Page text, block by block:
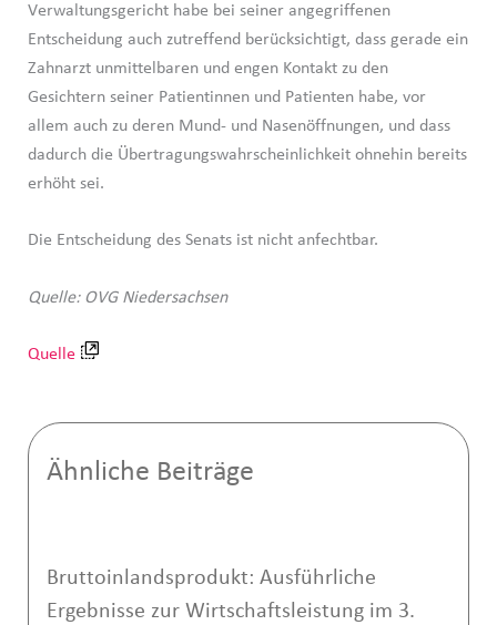
Verwaltungsgericht habe bei seiner angegriffenen
Entscheidung auch zutreffend berücksichtigt, dass gerade ein
Zahnarzt unmittelbaren und engen Kontakt zu den
Gesichtern seiner Patientinnen und Patienten habe, vor
allem auch zu deren Mund- und Nasenöffnungen, und dass
dadurch die Übertragungswahrscheinlichkeit ohnehin bereits
erhöht sei.
Die Entscheidung des Senats ist nicht anfechtbar.
Quelle: OVG Niedersachsen
Quelle
Ähnliche Beiträge
Bruttoinlandsprodukt: Ausführliche
Ergebnisse zur Wirtschaftsleistung im 3.